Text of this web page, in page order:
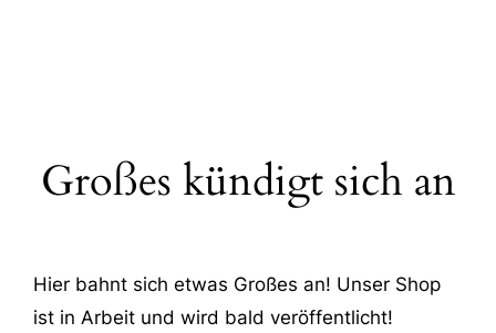
Großes kündigt sich an
Hier bahnt sich etwas Großes an! Unser Shop
ist in Arbeit und wird bald veröffentlicht!